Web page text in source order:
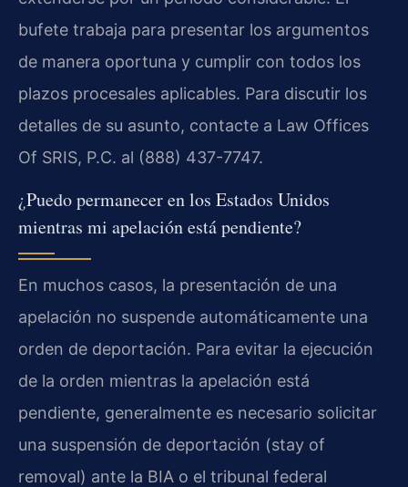
bufete trabaja para presentar los argumentos
de manera oportuna y cumplir con todos los
plazos procesales aplicables. Para discutir los
detalles de su asunto, contacte a Law Offices
Of SRIS, P.C. al (888) 437-7747.
¿Puedo permanecer en los Estados Unidos
mientras mi apelación está pendiente?
En muchos casos, la presentación de una
apelación no suspende automáticamente una
orden de deportación. Para evitar la ejecución
de la orden mientras la apelación está
pendiente, generalmente es necesario solicitar
una suspensión de deportación (stay of
removal) ante la BIA o el tribunal federal